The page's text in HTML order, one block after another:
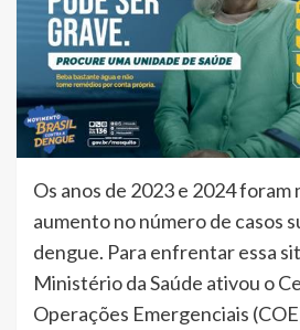
Os anos de 2023 e 2024 foram
aumento no número de casos
dengue. Para enfrentar essa
Ministério da Saúde ativou o
Operações Emergenciais